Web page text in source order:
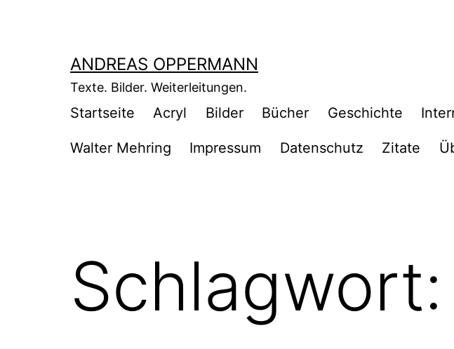
ANDREAS OPPERMANN
Texte. Bilder. Weiterleitungen.
Startseite Acryl Bilder Bücher Geschichte
Walter Mehring Impressum Datenschutz Zitate
Schlagwort: